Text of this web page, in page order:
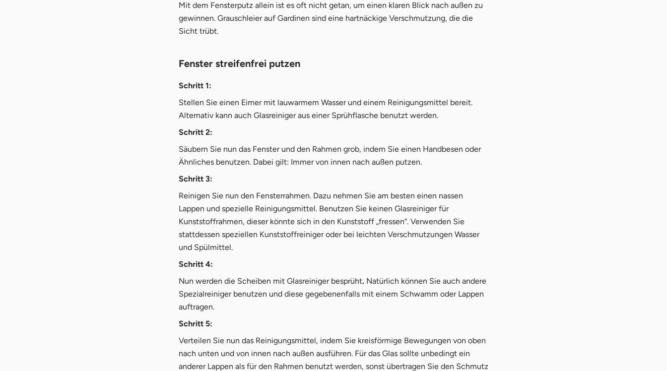
Zeitungspapier
3.2 Spülmittel und Salz
Mit dem Fensterputz allein ist es oft nicht getan, um einen klaren Blick nach außen zu
gewinnen. Grauschleier auf Gardinen sind eine hartnäckige Verschmutzung, die die
Sicht trübt.
Fenster streifenfrei putzen
Schritt 1:
Stellen Sie einen Eimer mit lauwarmem Wasser und einem Reinigungsmittel bereit.
Alternativ kann auch Glasreiniger aus einer Sprühflasche benutzt werden.
Schritt 2:
Säubern Sie nun das Fenster und den Rahmen grob, indem Sie einen Handbesen oder
Ähnliches benutzen. Dabei gilt: Immer von innen nach außen putzen.
Schritt 3:
Reinigen Sie nun den Fensterrahmen. Dazu nehmen Sie am besten einen nassen
Lappen und spezielle Reinigungsmittel. Benutzen Sie keinen Glasreiniger für
Kunststoffrahmen, dieser könnte sich in den Kunststoff „fressen“. Verwenden Sie
stattdessen speziellen Kunststoffreiniger oder bei leichten Verschmutzungen Wasser
und Spülmittel.
Schritt 4:
Nun werden die Scheiben mit Glasreiniger besprüht. Natürlich können Sie auch andere
Spezialreiniger benutzen und diese gegebenenfalls mit einem Schwamm oder Lappen
auftragen.
Schritt 5:
Verteilen Sie nun das Reinigungsmittel, indem Sie kreisförmige Bewegungen von oben
nach unten und von innen nach außen ausführen. Für das Glas sollte unbedingt ein
anderer Lappen als für den Rahmen benutzt werden, sonst übertragen Sie den Schmutz